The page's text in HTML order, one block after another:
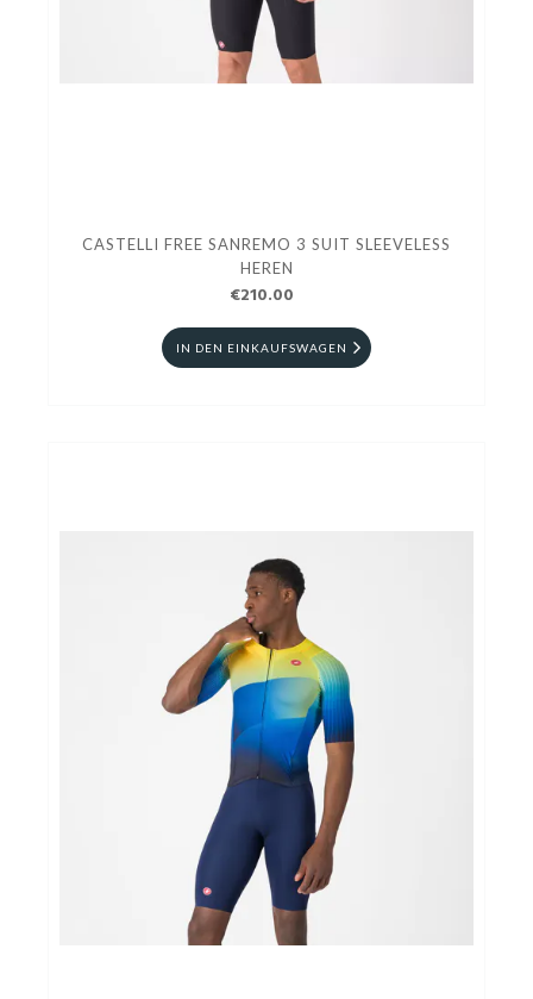
CASTELLI FREE SANREMO 3 SUIT SLEEVELESS
HEREN
€210.00
IN DEN EINKAUFSWAGEN